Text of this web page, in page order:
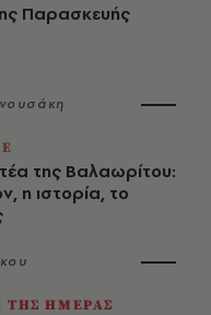
Παρασκευής
της Βαλαωρίτου:
η ιστορία, το
ΤΗΣ ΗΜΕΡΑΣ